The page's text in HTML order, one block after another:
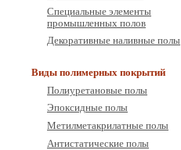
Специальные элементы
промышленных полов
Декоративные наливные полы
Виды полимерных покрытий
Полиуретановые полы
Эпоксидные полы
Метилметакрилатные полы
Антистатические полы